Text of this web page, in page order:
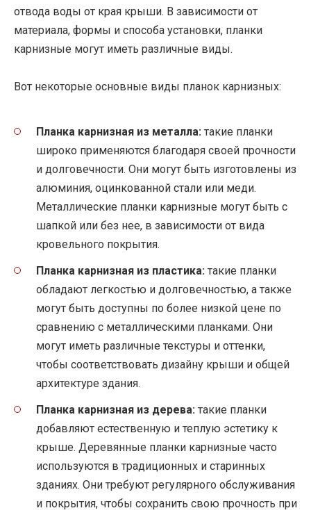
отвода воды от края крыши. В зависимости от
материала, формы и способа установки, планки
карнизные могут иметь различные виды.
Вот некоторые основные виды планок карнизных:
Планка карнизная из металла: такие планки
широко применяются благодаря своей прочности
и долговечности. Они могут быть изготовлены из
алюминия, оцинкованной стали или меди.
Металлические планки карнизные могут быть с
шапкой или без нее, в зависимости от вида
кровельного покрытия.
Планка карнизная из пластика: такие планки
обладают легкостью и долговечностью, а также
могут быть доступны по более низкой цене по
сравнению с металлическими планками. Они
могут иметь различные текстуры и оттенки,
чтобы соответствовать дизайну крыши и общей
архитектуре здания.
Планка карнизная из дерева: такие планки
добавляют естественную и теплую эстетику к
крыше. Деревянные планки карнизные часто
используются в традиционных и старинных
зданиях. Они требуют регулярного обслуживания
и покрытия, чтобы сохранить свою прочность при